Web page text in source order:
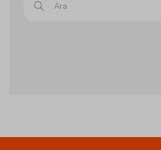
Ara